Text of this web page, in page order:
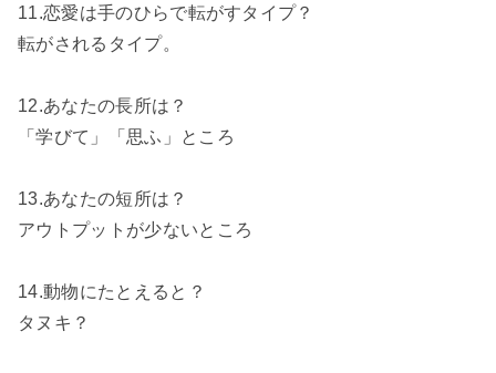
11.恋愛は手のひらで転がすタイプ？
転がされるタイプ。
12.あなたの長所は？
「学びて」「思ふ」ところ
13.あなたの短所は？
アウトプットが少ないところ
14.動物にたとえると？
タヌキ？